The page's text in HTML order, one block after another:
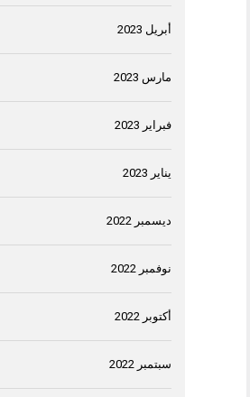
أبريل 2023
مارس 2023
فبراير 2023
يناير 2023
ديسمبر 2022
نوفمبر 2022
أكتوبر 2022
سبتمبر 2022